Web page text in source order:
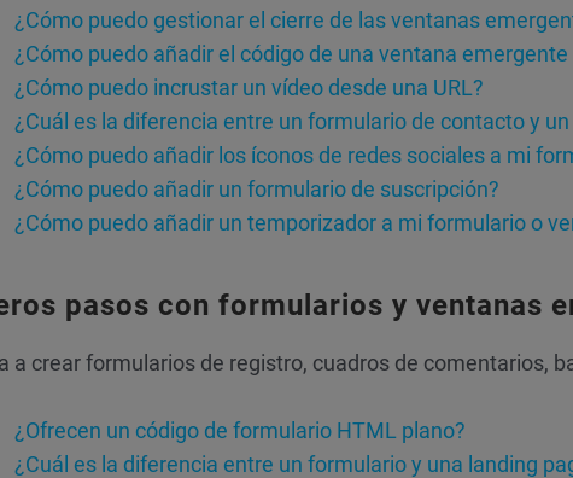
¿Cómo puedo gestionar el cierre de las ventanas
¿Cómo puedo añadir el código de una ventana
¿Cómo puedo incrustar un vídeo desde una URL?
¿Cuál es la diferencia entre un formulario de contacto y
¿Cómo puedo añadir los íconos de redes sociales a mi
¿Cómo puedo añadir un formulario de suscripción?
¿Cómo puedo añadir un temporizador a mi formulario o
pasos con formularios y ventanas
a crear formularios de registro, cuadros de comentarios,
¿Ofrecen un código de formulario HTML plano?
¿Cuál es la diferencia entre un formulario y una landing